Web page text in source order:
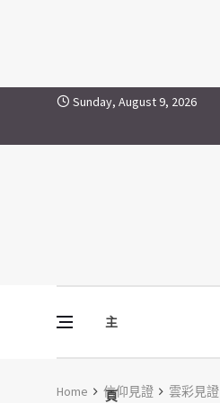
Skip to contentSunday, August 9, 2026
主
頁
Vine Media
葡萄樹傳媒
Home 信仰見證 雲彩見證